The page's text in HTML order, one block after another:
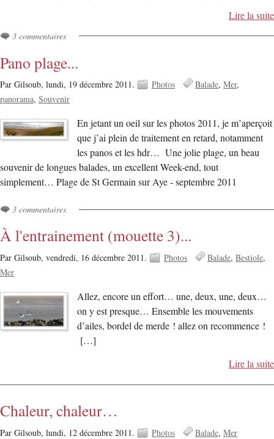
Lire la suite
3 commentaires
Pano plage...
Par Gilsoub, lundi, 19 décembre 2011. Photos Balade Mer
panorama Souvenir
En jetant un oeil sur les photos 2011, je m’aperçoit
que j’ai plein de traitement en retard, notamment
les panos et les hdr… Une jolie plage, un beau
souvenir de longues balades, un excellent Week-end, tout
simplement… Plage de St Germain sur Aye - septembre 2011
3 commentaires
À l'entrainement (mouette 3)...
Par Gilsoub, vendredi, 16 décembre 2011. Photos Balade Bestiole
Mer
Allez, encore un effort… une, deux, une, deux…
on y est presque… Ensemble les mouvements
d’ailes, bordel de merde ! allez on recommence !
[…]
Lire la suite
Chaleur, chaleur…
Par Gilsoub, lundi, 12 décembre 2011. Photos Balade Mer